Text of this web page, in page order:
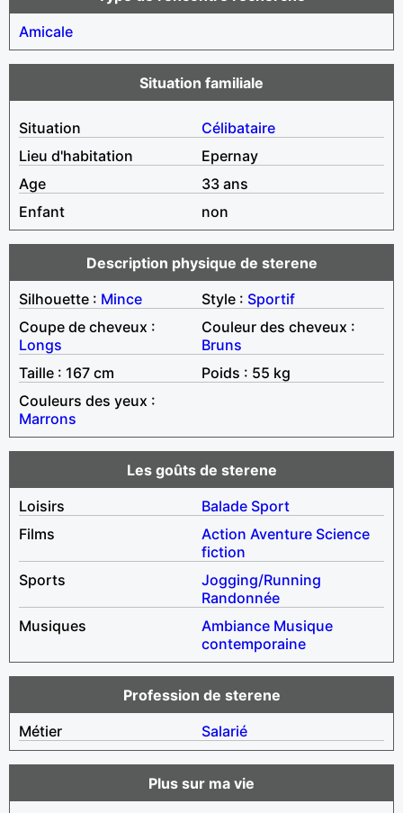
Amicale
Situation familiale
Situation
Célibataire
Lieu d'habitation
Epernay
Age
33 ans
Enfant
non
Description physique de sterene
Silhouette : Mince Style : Sportif
Coupe de cheveux :
Longs
Couleur des cheveux :
Bruns
Taille : 167 cm
Poids : 55 kg
Couleurs des yeux :
Marrons
Les goûts de sterene
Loisirs
Balade Sport
Films
Action Aventure Science
fiction
Sports
Jogging/Running
Randonnée
Musiques
Ambiance Musique
contemporaine
Profession de sterene
Métier
Salarié
Plus sur ma vie